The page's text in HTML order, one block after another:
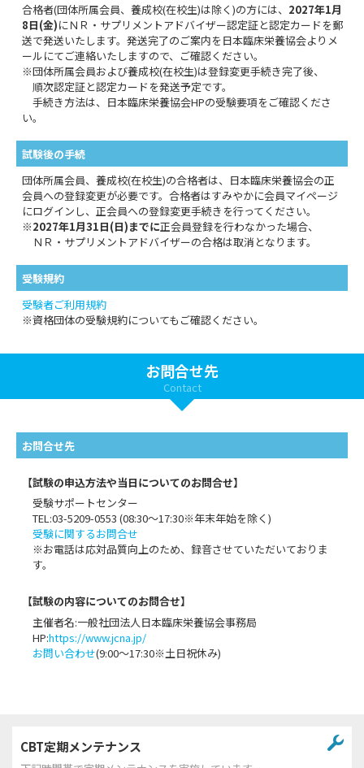
合格者(団体所属会員、養成校(在校生)は除く)の方には、 2027年1月
8日(金)にＮＲ・サプリメントアドバイザー認定証と認定カードを郵
送で発送いたします。発送完了のご案内を日本臨床栄養協会よりメ
ールにてご連絡いたしますので、ご確認ください。
※団体所属会員および養成校(在校生)は登録変更手続き完了後、
順次認定証と認定カードを発送予定です。
手続き方法は、日本臨床栄養協会HPの受験要項をご確認くださ
い。
試験後の手続
団体所属会員、養成校(在校生)の合格者は、日本臨床栄養協会の正
会員への登録変更が必要です。合格者はすみやかに会員マイページ
にログインし、正会員への登録変更手続きを行ってください。
※2027年1月31日(日)までに正会員登録を行わなかった場合、
ＮＲ・サプリメントアドバイザーの合格は取消となります。
受験規約
受験者ご利用規約
※資格団体の受験規約についてもご確認ください。
お問合せ先
Contact
お問合せ先
【試験の申込方法や当日についてのお問合せ】
受験サポートセンター
TEL:03-5209-0553 (08:30〜17:30※年末年始を除く)
受験に関するお問合せ
※お電話は応対品質向上のため、録音させていただいておりま
す。
【試験の内容についてのお問合せ】
主催者名:一般社団法人日本臨床栄養協会事務局
HP:https://www.jcna.jp/
お問い合わせ(9:00～17:30※土日祝休み)
CBT定期メンテナンス